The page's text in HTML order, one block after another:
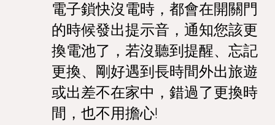
電子鎖快沒電時，都會在開關門
的時候發出提示音，通知您該更
換電池了，若沒聽到提醒、忘記
更換、剛好遇到長時間外出旅遊
或出差不在家中，錯過了更換時
間，也不用擔心!